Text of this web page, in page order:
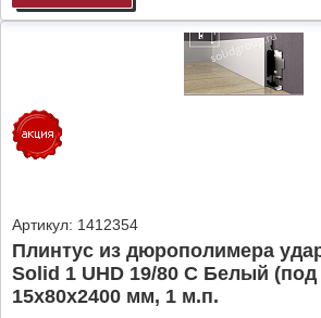
Артикул: 1412354
Плинтус из дюрополимера
Solid 1 UHD 19/80 C Белый (под
15х80х2400 мм, 1 м.п.